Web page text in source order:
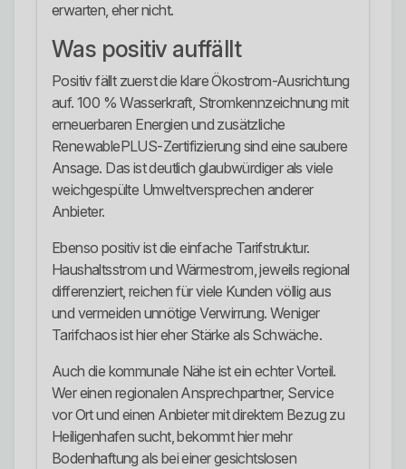
erwarten, eher nicht.
Was positiv auffällt
Positiv fällt zuerst die klare Ökostrom-Ausrichtung
auf. 100 % Wasserkraft, Stromkennzeichnung mit
erneuerbaren Energien und zusätzliche
RenewablePLUS-Zertifizierung sind eine saubere
Ansage. Das ist deutlich glaubwürdiger als viele
weichgespülte Umweltversprechen anderer
Anbieter.
Ebenso positiv ist die einfache Tarifstruktur.
Haushaltsstrom und Wärmestrom, jeweils regional
differenziert, reichen für viele Kunden völlig aus
und vermeiden unnötige Verwirrung. Weniger
Tarifchaos ist hier eher Stärke als Schwäche.
Auch die kommunale Nähe ist ein echter Vorteil.
Wer einen regionalen Ansprechpartner, Service
vor Ort und einen Anbieter mit direktem Bezug zu
Heiligenhafen sucht, bekommt hier mehr
Bodenhaftung als bei einer gesichtslosen